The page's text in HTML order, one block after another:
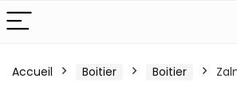
Accueil Boitier Boitier